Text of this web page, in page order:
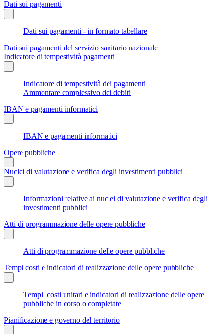
Dati sui pagamenti
Dati sui pagamenti - in formato tabellare
Dati sui pagamenti del servizio sanitario nazionale
Indicatore di tempestività pagamenti
Indicatore di tempestività dei pagamenti
Ammontare complessivo dei debiti
IBAN e pagamenti informatici
IBAN e pagamenti informatici
Opere pubbliche
Nuclei di valutazione e verifica degli investimenti pubblici
Informazioni relative ai nuclei di valutazione e verifica degli
investimenti pubblici
Atti di programmazione delle opere pubbliche
Atti di programmazione delle opere pubbliche
Tempi costi e indicatori di realizzazione delle opere pubbliche
Tempi, costi unitari e indicatori di realizzazione delle opere
pubbliche in corso o completate
Pianificazione e governo del territorio